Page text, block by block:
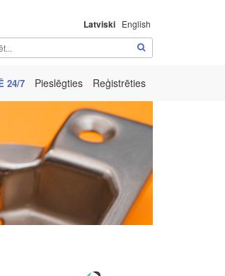
Latviski English
24/7 Pieslēgties Reģistrēties